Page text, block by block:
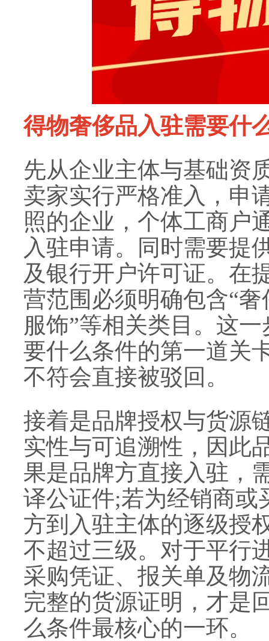
得物奢侈品入驻需要什
先从企业主体与基础资
卖家实行严格准入，申
照的企业，个体工商户
入驻申请。同时需要提
及银行开户许可证。在
营范围必须明确包含“奢
服饰”等相关类目。这
要什么条件的第一道关
不符会直接被驳回。
接着是品牌授权与货源
实性与可追溯性，因此
果是品牌方直接入驻，
译公证件;若为经销商或
方到入驻主体的逐级授
不超过三级。对于平行
采购凭证、报关单及物
完整的货源证明，才是
么条件最核心的一环。